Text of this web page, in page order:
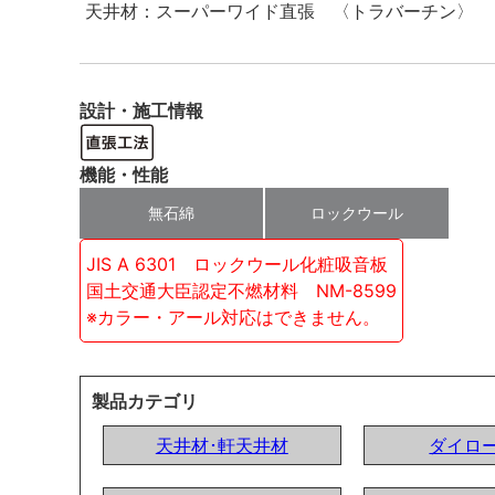
天井材：スーパーワイド直張 〈トラバーチン〉
設計・施工情報
機能・性能
無石綿 ロックウール
JIS A 6301 ロックウール化粧吸音板
国土交通大臣認定不燃材料 NM-8599
※カラー・アール対応はできません。
製品カテゴリ
天井材･軒天井材
ダイロ